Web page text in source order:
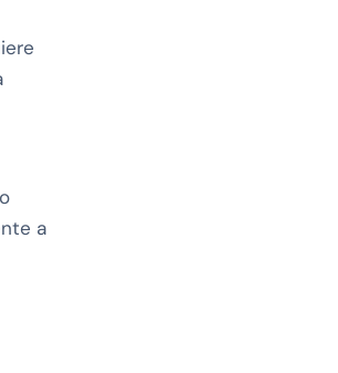
a